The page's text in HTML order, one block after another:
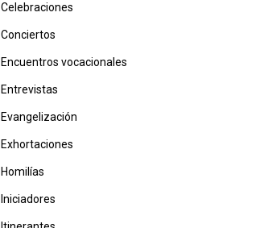
Celebraciones
Conciertos
Encuentros vocacionales
Entrevistas
Evangelización
Exhortaciones
Homilías
Iniciadores